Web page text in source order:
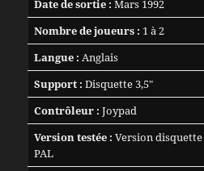
Date de sortie : Mars 1992
Nombre de joueurs : 1 à 2
Langue : Anglais
Support : Disquette 3,5″
Contrôleur : Joypad
Version testée : Version disquette
PAL